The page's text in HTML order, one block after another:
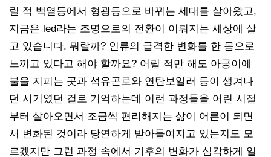
릴 적 백열등에서 형광등으로 바뀌는 세대를 살아왔고,
지금은 led라는 조명으로의 전환이 이뤄지는 세상에 살
고 있습니다. 뭐랄까? 인류의 급격한 변화를 한 몸으로
느끼고 있다고 해야 할까요? 어릴 적만 해도 아궁이에
불을 지피는 곳과 석유곤로와 연탄보일러 등이 생겨나
던 시기였던 걸로 기억하는데 이런 과정들을 어린 시절
부터 살아오면서 조금씩 편리해지는 삶이 어른이 되면
서 변화된 것이라 당연하게 받아들여지고 있는지도 모
르겠지만 그런 과정 속에서 기후의 변화가 심각하게 일